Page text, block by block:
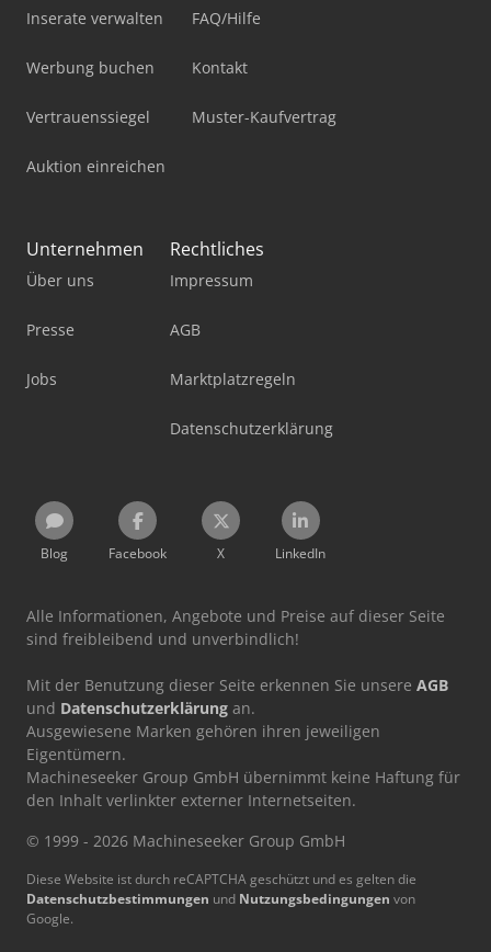
Inserate verwalten
Werbung buchen
Vertrauenssiegel
Auktion einreichen
FAQ/Hilfe
Kontakt
Muster-Kaufvertrag
Unternehmen
Über uns
Presse
Jobs
Rechtliches
Impressum
AGB
Marktplatzregeln
Datenschutzerklärung
Blog Facebook X LinkedIn
Alle Informationen, Angebote und Preise auf dieser Seite
sind freibleibend und unverbindlich!
Mit der Benutzung dieser Seite erkennen Sie unsere AGB
und Datenschutzerklärung an.
Ausgewiesene Marken gehören ihren jeweiligen
Eigentümern.
Machineseeker Group GmbH übernimmt keine Haftung für
den Inhalt verlinkter externer Internetseiten.
© 1999 - 2026 Machineseeker Group GmbH
Diese Website ist durch reCAPTCHA geschützt und es gelten die
Datenschutzbestimmungen und Nutzungsbedingungen von
Google.